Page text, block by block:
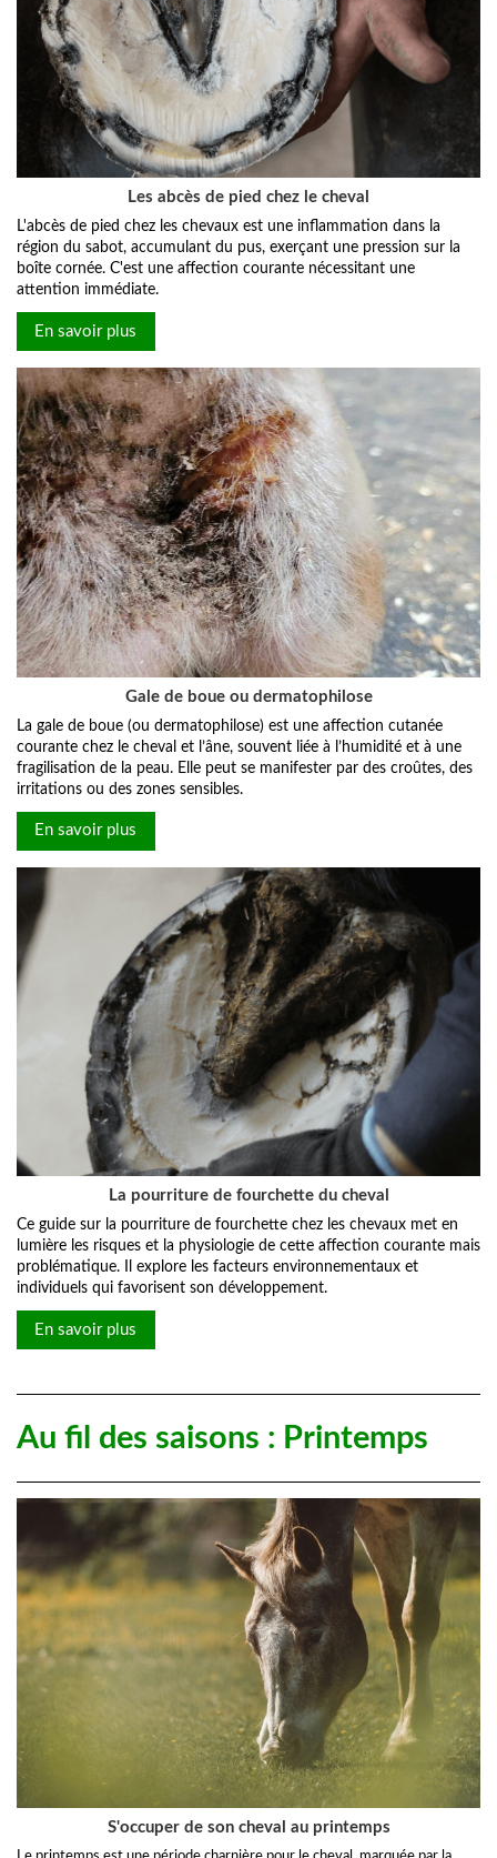
Les abcès de pied chez le cheval
L'abcès de pied chez les chevaux est une inflammation dans la
région du sabot, accumulant du pus, exerçant une pression sur la
boîte cornée. C'est une affection courante nécessitant une
attention immédiate.
En savoir plus
Gale de boue ou dermatophilose
La gale de boue (ou dermatophilose) est une affection cutanée
courante chez le cheval et l’âne, souvent liée à l’humidité et à une
fragilisation de la peau. Elle peut se manifester par des croûtes, des
irritations ou des zones sensibles.
En savoir plus
La pourriture de fourchette du cheval
Ce guide sur la pourriture de fourchette chez les chevaux met en
lumière les risques et la physiologie de cette affection courante mais
problématique. Il explore les facteurs environnementaux et
individuels qui favorisent son développement.
En savoir plus
Au fil des saisons : Printemps
S'occuper de son cheval au printemps